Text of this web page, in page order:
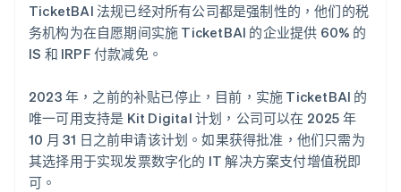
TicketBAI 法规已经对所有公司都是强制性的，他们的税
务机构为在自愿期间实施 TicketBAI 的企业提供 60% 的
IS 和 IRPF 付款减免。
2023 年，之前的补贴已停止，目前，实施 TicketBAI 的
唯一可用支持是 Kit Digital 计划，公司可以在 2025 年
10 月 31 日之前申请该计划。如果获得批准，他们只需为
其选择用于实现发票数字化的 IT 解决方案支付增值税即
可。